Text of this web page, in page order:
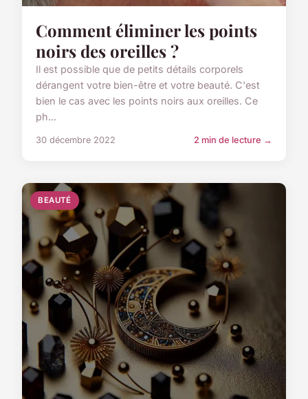
Comment éliminer les points
noirs des oreilles ?
Il est possible que de petits détails corporels
dérangent votre bien-être et votre beauté. C'est
bien le cas avec les points noirs aux oreilles. Ce
ph...
30 décembre 2022 2 min de lecture →
BEAUTÉ